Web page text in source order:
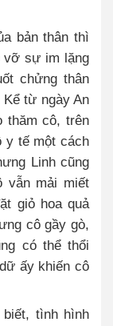
bản thân thì
vỡ sự im lặng
chửng thân
từ ngày An
thăm cô, trên
y tế một cách
Linh cũng
vẫn mải miết
giỏ hoa quả
cô gầy gò,
có thể thổi
ấy khiến cô
tình hình